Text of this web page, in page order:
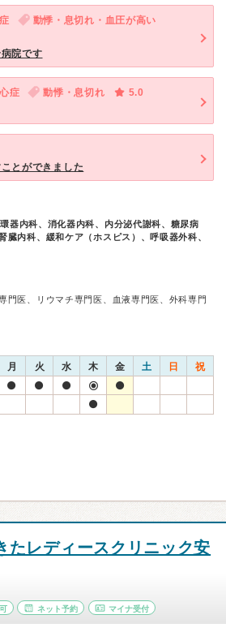
動悸・息切れ・血圧が高い
院です
症 動悸・息切れ
5.0
とができました
器内科、消化器内科、内分泌代謝科、糖尿病
臓内科、緩和ケア（ホスピス）、呼吸器外科、
門医、リウマチ専門医、血液専門医、外科専門
月 火 水 木 金 土 日 祝
たレディースクリニック安
ネット予約 マイナ受付